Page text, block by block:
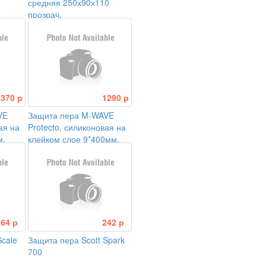
средняя 250х90х110
прозрач.
р
на
1290 р
Защита пера M-WAVE
Protecto, силиконовая на
клейком слое 9*400мм,
р
242 р
Защита пера Scott Spark
700